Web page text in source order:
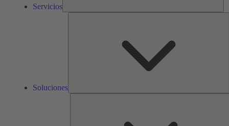
Servicios
Soluciones